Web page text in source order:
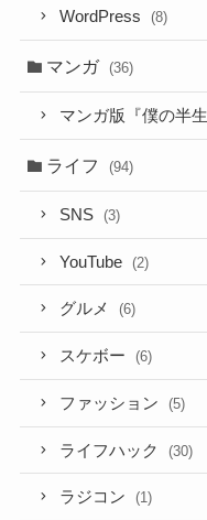
WordPress (8)
マンガ (36)
マンガ版『僕の半
ライフ (94)
SNS (3)
YouTube (2)
グルメ (6)
スケボー (6)
ファッション (5)
ライフハック (30)
ラジコン (1)